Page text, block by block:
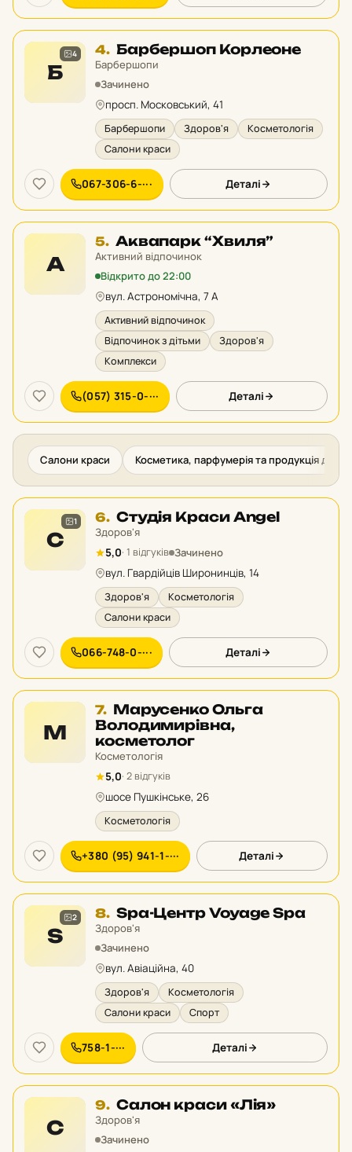
Б
4 4. Місце
4
у
Барбершоп Корлеоне
Барбершопи
Зачинено
просп. Московський, 41
Барбершопи Здоров'я
Косметологія
Салони краси
067-306-6-··· Деталі
А
5. Місце
5
у
рейтингу:
Аквапарк “Хвиля”
Активний відпочинок
Відкрито до 22:00
вул. Астрономічна, 7 А
Активний відпочинок
Відпочинок з дітьми
Здоров'я
Комплекси
(057) 315-0-··· Деталі
Салони краси Косметика, парфумерія та продукція для
С
1 6. Місце
6
у
рейтингу:
Студія Краси Angel
Здоров'я
5,0· 1 відгуків Зачинено
вул. Гвардійців Широнинців, 14
Здоров'я
Косметологія
Салони краси
066-748-0-··· Деталі
М
7. Місце
7
у
рейтингу:
Марусенко Ольга
Володимирівна,
косметолог
Косметологія
5,0· 2 відгуків
шосе Пушкінське, 26
Косметологія
+380 (95) 941-1-··· Деталі
S
2 8. Місце
8
у
Spa-Центр Voyage Spa
Здоров'я
Зачинено
вул. Авіаційна, 40
Здоров'я
Косметологія
Салони краси
Спорт
758-1-··· Деталі
С
9. Місце
9
у
Салон краси «Лія»
Здоров'я
Зачинено